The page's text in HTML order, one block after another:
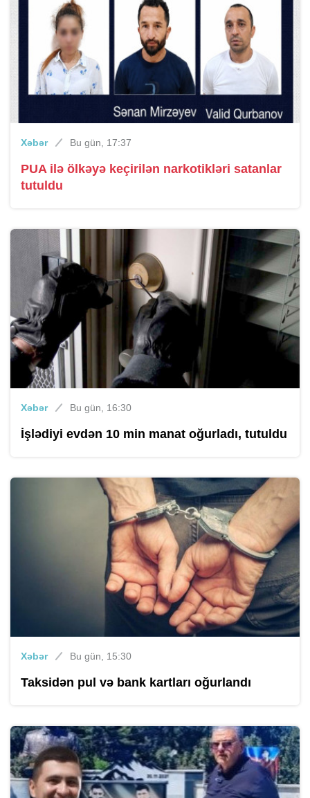
Xəbər Bu gün, 17:37
PUA ilə ölkəyə keçirilən narkotikləri satanlar
tutuldu
Xəbər Bu gün, 16:30
İşlədiyi evdən 10 min manat oğurladı, tutuldu
Xəbər Bu gün, 15:30
Taksidən pul və bank kartları oğurlandı